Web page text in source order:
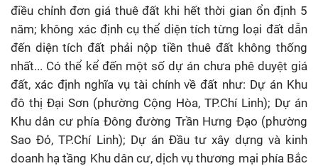
điều chỉnh đơn giá thuê đất khi hết thời gian ổn định 5
năm; không xác định cụ thể diện tích từng loại đất dẫn
đến diện tích đất phải nộp tiền thuê đất không thống
nhất... Có thể kể đến một số dự án chưa phê duyệt giá
đất, xác định nghĩa vụ tài chính về đất như: Dự án Khu
đô thị Đại Sơn (phường Cộng Hòa, TP.Chí Linh); Dự án
Khu dân cư phía Đông đường Trần Hưng Đạo (phường
Sao Đỏ, TP.Chí Linh); Dự án Đầu tư xây dựng và kinh
doanh hạ tầng Khu dân cư, dịch vụ thương mại phía Bắc